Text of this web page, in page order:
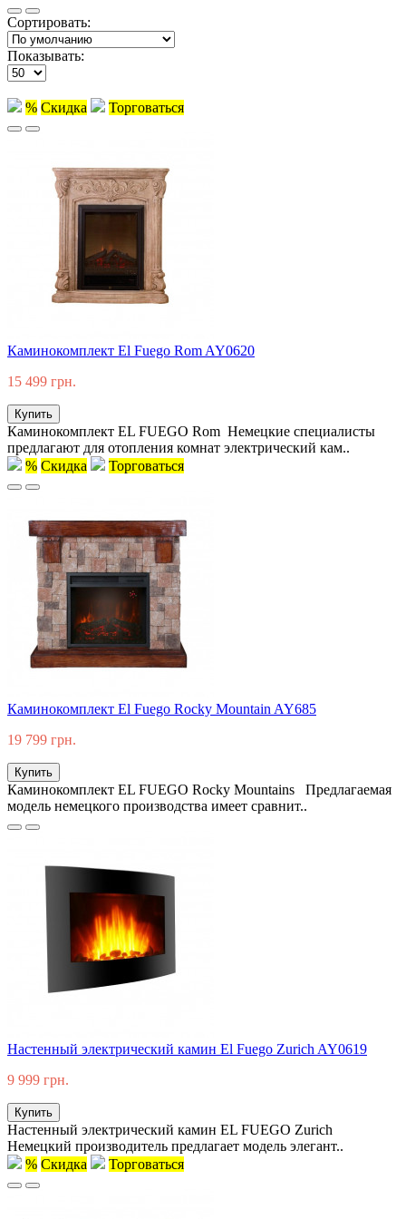
Сортировать:
Показывать:
% Скидка Торговаться
Каминокомплект El Fuego Rom AY0620
15 499 грн.
Купить
Каминокомплект EL FUEGO Rom Немецкие специалисты
предлагают для отопления комнат электрический кам..
% Скидка Торговаться
Каминокомплект El Fuego Rocky Mountain AY685
19 799 грн.
Купить
Каминокомплект EL FUEGO Rocky Mountains Предлагаемая
модель немецкого производства имеет сравнит..
Настенный электрический камин El Fuego Zurich AY0619
9 999 грн.
Купить
Настенный электрический камин EL FUEGO Zurich
Немецкий производитель предлагает модель элегант..
% Скидка Торговаться